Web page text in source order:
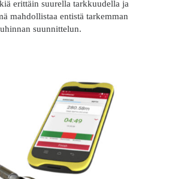
erittäin suurella tarkkuudella ja
mahdollistaa entistä tarkemman
suunnittelun.